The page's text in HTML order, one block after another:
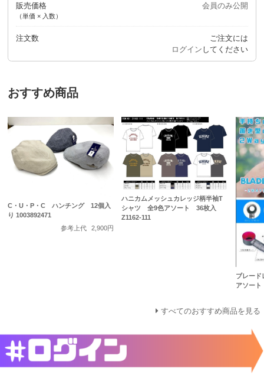
販売価格
（単価 × 入数）
会員のみ公開
注文数
ご注文には
ログイン してください
おすすめ商品
C・U・P・C ハンチング 12個入
り 1003892471
参考上代
2,900円
ハニカムメッシュカレッジ柄半袖T
シャツ 全9色アソート 36枚入
Z1162-111
ブレー
アソー
すべてのおすすめ商品を見る